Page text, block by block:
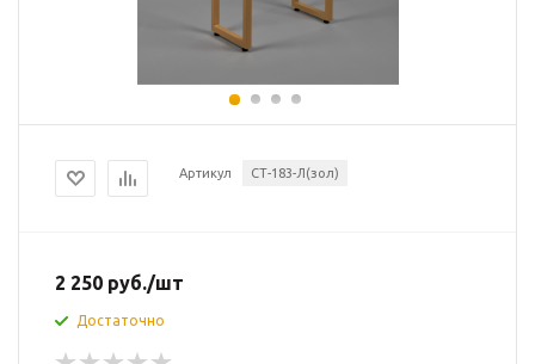
Артикул СТ-183-Л(зол)
2 250 руб./шт
Достаточно